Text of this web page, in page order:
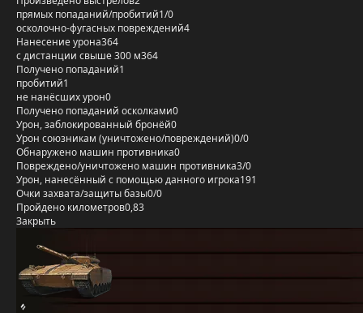
прямых попаданий/пробитий1/0
осколочно-фугасных повреждений4
Нанесение урона364
с дистанции свыше 300 м364
Получено попаданий1
пробитий1
не нанёсших урон0
Получено попаданий осколками0
Урон, заблокированный бронёй0
Урон союзникам (уничтожено/повреждений)0/0
Обнаружено машин противника0
Повреждено/уничтожено машин противника3/0
Урон, нанесённый с помощью данного игрока191
Очки захвата/защиты базы0/0
Пройдено километров0,83
Закрыть